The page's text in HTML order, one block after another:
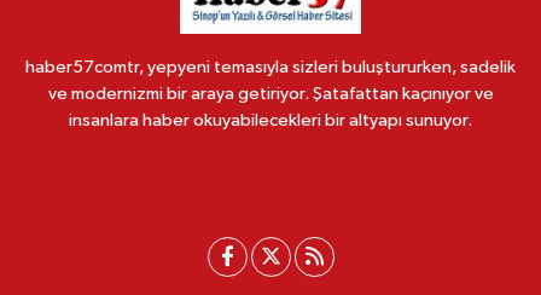
haber57comtr, yepyeni temasıyla sizleri buluştururken, sadelik
ve modernizmi bir araya getiriyor. Şatafattan kaçınıyor ve
insanlara haber okuyabilecekleri bir altyapı sunuyor.